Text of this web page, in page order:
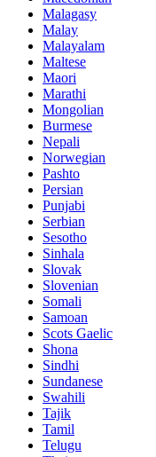
Malagasy
Malay
Malayalam
Maltese
Maori
Marathi
Mongolian
Burmese
Nepali
Norwegian
Pashto
Persian
Punjabi
Serbian
Sesotho
Sinhala
Slovak
Slovenian
Somali
Samoan
Scots Gaelic
Shona
Sindhi
Sundanese
Swahili
Tajik
Tamil
Telugu